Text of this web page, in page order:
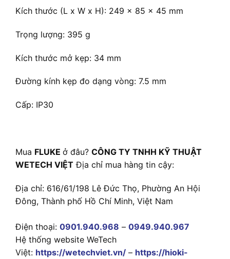
Kích thước (L x W x H): 249 x 85 x 45 mm
Trọng lượng: 395 g
Kích thước mở kẹp: 34 mm
Đường kính kẹp đo dạng vòng: 7.5 mm
Cấp: IP30
Mua FLUKE ở đâu? CÔNG TY TNHH KỸ THUẬT
WETECH VIỆT Địa chỉ mua hàng tin cậy:
Địa chỉ: 616/61/198 Lê Đức Thọ, Phường An Hội
Đông, Thành phố Hồ Chí Minh, Việt Nam
Điện thoại: 0901.940.968 – 0949.940.967
Hệ thống website WeTech
Việt: https://wetechviet.vn/ – https://hioki-